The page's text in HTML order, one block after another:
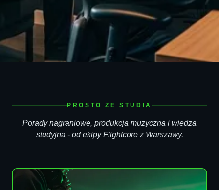
PROSTO ZE STUDIA
Porady nagraniowe, produkcja muzyczna i wiedza
studyjna - od ekipy Flightcore z Warszawy.